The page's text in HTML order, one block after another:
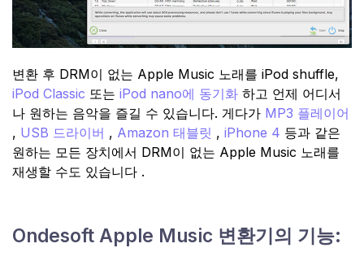
변환 후 DRM이 없는 Apple Music 노래를 iPod shuffle,
iPod Classic 또는 iPod nano에 동기화 하고 언제 어디서
나 원하는 음악을 즐길 수 있습니다. 게다가 MP3 플레이어
, USB 드라이버 , Amazon 태블릿 , iPhone 4 등과 같은
원하는 모든 장치에서 DRM이 없는 Apple Music 노래를
재생할 수도 있습니다 .
Ondesoft Apple Music 변환기의 기능: